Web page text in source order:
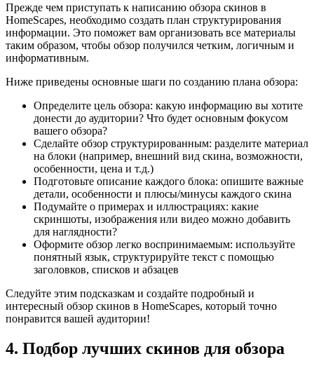
Прежде чем приступать к написанию обзора скинов в
HomeScapes, необходимо создать план структурирования
информации. Это поможет вам организовать все материалы
таким образом, чтобы обзор получился четким, логичным и
информативным.
Ниже приведены основные шаги по созданию плана обзора:
Определите цель обзора: какую информацию вы хотите
донести до аудитории? Что будет основным фокусом
вашего обзора?
Сделайте обзор структурированным: разделите материал
на блоки (например, внешний вид скина, возможности,
особенности, цена и т.д.)
Подготовьте описание каждого блока: опишите важные
детали, особенности и плюсы/минусы каждого скина
Подумайте о примерах и иллюстрациях: какие
скриншоты, изображения или видео можно добавить
для наглядности?
Оформите обзор легко воспринимаемым: используйте
понятный язык, структурируйте текст с помощью
заголовков, списков и абзацев
Следуйте этим подсказкам и создайте подробный и
интересный обзор скинов в HomeScapes, который точно
понравится вашей аудитории!
4. Подбор лучших скинов для обзора